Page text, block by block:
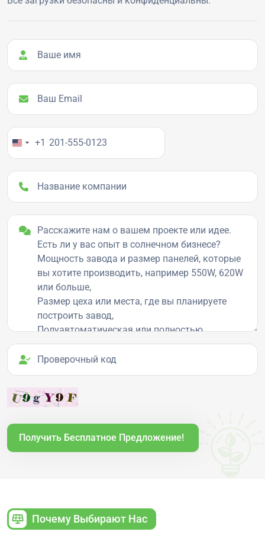
Ваше имя
Ваш Email
Ваш номер телефона
+1
Название компании
Детали проекта
Проверочный код
Получить Бесплатное Предложение!
Почему Выбирают Нас